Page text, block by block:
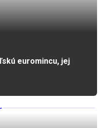
euromincu, jej